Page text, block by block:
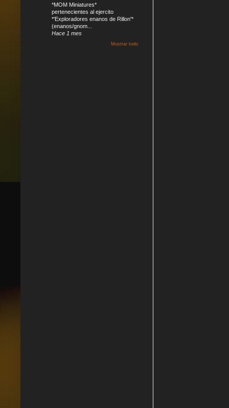
*MOM Miniatures*
pertenecientes al ejercito
*'Exploradores enanos de Rillon'*
(enanos/gnom...
Hace 1 mes
Mostrar todo